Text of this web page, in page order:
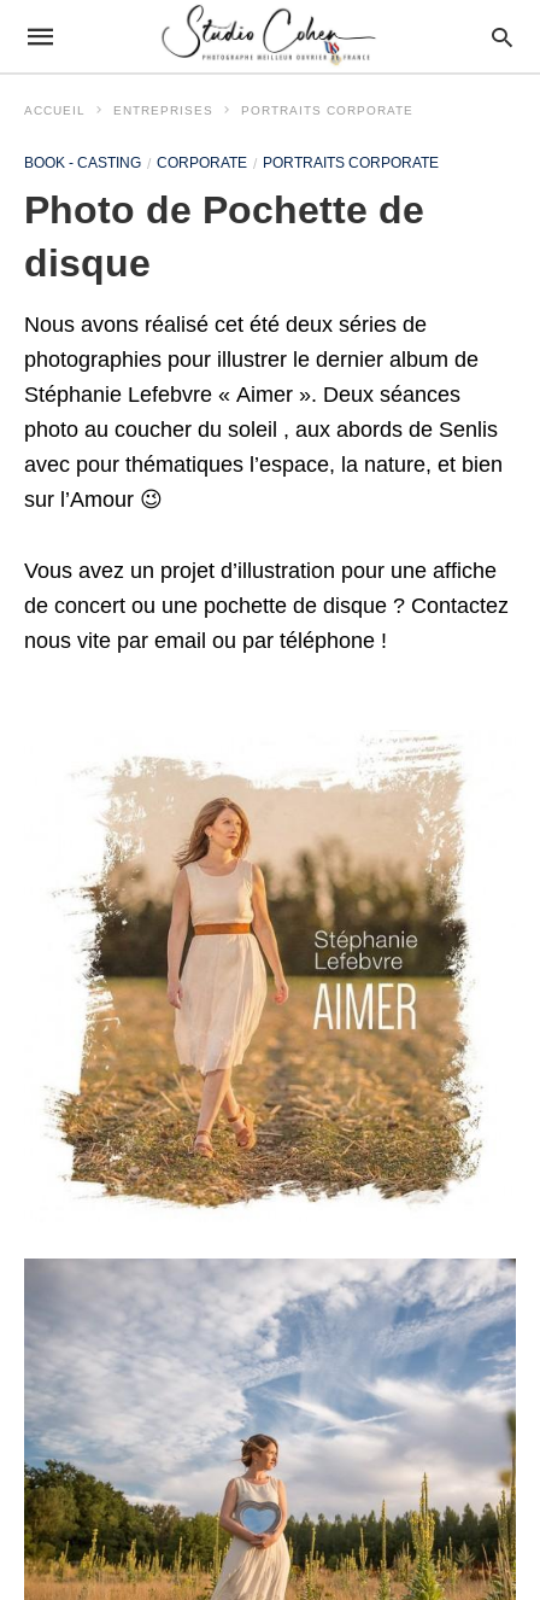
ACCUEIL ENTREPRISES PORTRAITS CORPORATE
BOOK - CASTING CORPORATE PORTRAITS CORPORATE
Photo de Pochette de
disque
Nous avons réalisé cet été deux séries de
photographies pour illustrer le dernier album de
Stéphanie Lefebvre « Aimer ». Deux séances
photo au coucher du soleil , aux abords de Senlis
avec pour thématiques l’espace, la nature, et bien
sur l’Amour 😉
Vous avez un projet d’illustration pour une affiche
de concert ou une pochette de disque ? Contactez
nous vite par email ou par téléphone !